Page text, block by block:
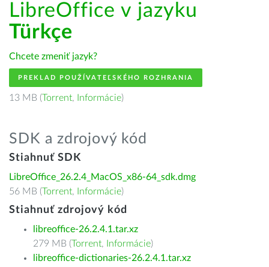
LibreOffice v jazyku
Türkçe
Chcete zmeniť jazyk?
PREKLAD POUŽÍVATEĽSKÉHO ROZHRANIA
13 MB (Torrent, Informácie)
SDK a zdrojový kód
Stiahnuť SDK
LibreOffice_26.2.4_MacOS_x86-64_sdk.dmg
56 MB (Torrent, Informácie)
Stiahnuť zdrojový kód
libreoffice-26.2.4.1.tar.xz
279 MB (Torrent, Informácie)
libreoffice-dictionaries-26.2.4.1.tar.xz